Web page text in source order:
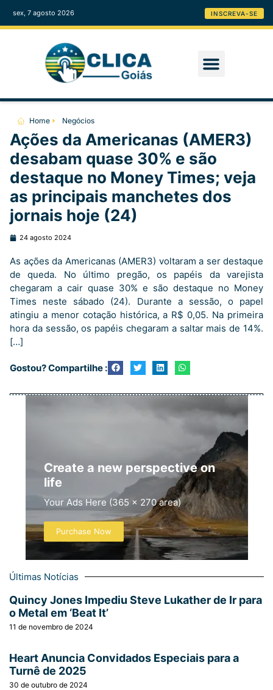
sex, 7 agosto 2026 INSCREVA-SE
Home Negócios
Ações da Americanas (AMER3)
desabam quase 30% e são
destaque no Money Times; veja
as principais manchetes dos
jornais hoje (24)
24 agosto 2024
As ações da Americanas (AMER3) voltaram a ser destaque
de queda. No último pregão, os papéis da varejista
chegaram a cair quase 30% e são destaque no Money
Times neste sábado (24). Durante a sessão, o papel
atingiu a menor cotação histórica, a R$ 0,05. Na primeira
hora da sessão, os papéis chegaram a saltar mais de 14%.
[…]
Gostou? Compartilhe :
Create a new perspective on
life
Your Ads Here (365 x 270 area)
Purchase Now
Últimas Notícias
Quincy Jones Impediu Steve Lukather de Ir para
o Metal em ‘Beat It’
11 de novembro de 2024
Heart Anuncia Convidados Especiais para a
Turnê de 2025
30 de outubro de 2024